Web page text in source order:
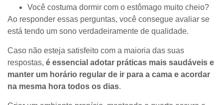
Você costuma dormir com o estômago muito cheio?
Ao responder essas perguntas, você consegue avaliar se
está tendo um sono verdadeiramente de qualidade.
Caso não esteja satisfeito com a maioria das suas
respostas, é essencial adotar práticas mais saudáveis e
manter um horário regular de ir para a cama e acordar
na mesma hora todos os dias.